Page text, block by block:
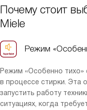
Почему стоит
Miele
Режим
Режим «Особенно
в процессе стирки. Эта
запустить работу
ситуациях, когда